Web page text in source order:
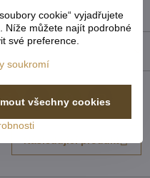
RedditLinkedInWhatsApp
E-
cookie“ vyjadřujete
Níže můžete najít podrobné
své preference.
soukromí
všechny cookies